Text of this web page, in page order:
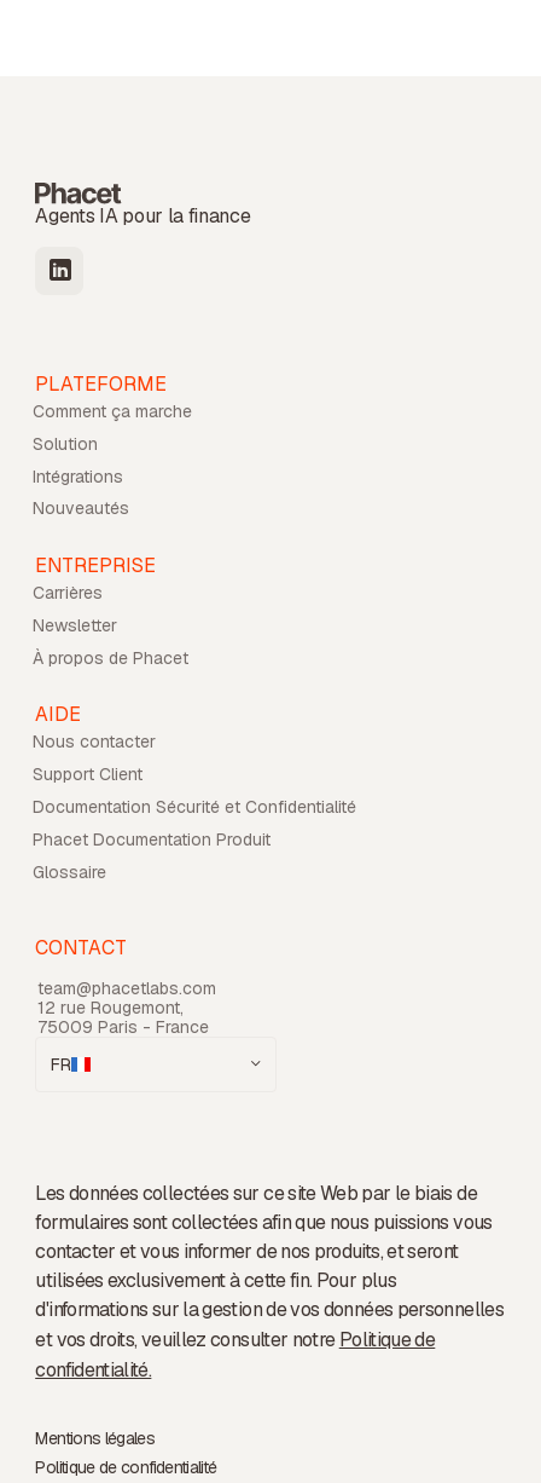
Agents IA pour la finance
PLATEFORME
Comment ça marche
Solution
Intégrations
Nouveautés
ENTREPRISE
Carrières
Newsletter
À propos de Phacet
AIDE
Nous contacter
Support Client
Documentation Sécurité et Confidentialité
Phacet Documentation Produit
Glossaire
CONTACT
team@phacetlabs.com
12 rue Rougemont,
75009 Paris - France
FR
Les données collectées sur ce site Web par le biais de
formulaires sont collectées afin que nous puissions vous
contacter et vous informer de nos produits, et seront
utilisées exclusivement à cette fin. Pour plus
d'informations sur la gestion de vos données personnelles
et vos droits, veuillez consulter notrePolitique de
confidentialité.
Mentions légales
Politique de confidentialité